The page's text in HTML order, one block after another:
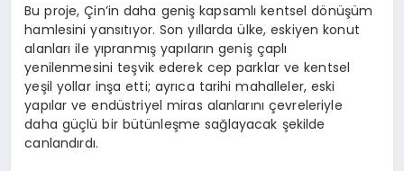
Bu proje, Çin’in daha geniş kapsamlı kentsel dönüşüm
hamlesini yansıtıyor. Son yıllarda ülke, eskiyen konut
alanları ile yıpranmış yapıların geniş çaplı
yenilenmesini teşvik ederek cep parklar ve kentsel
yeşil yollar inşa etti; ayrıca tarihi mahalleler, eski
yapılar ve endüstriyel miras alanlarını çevreleriyle
daha güçlü bir bütünleşme sağlayacak şekilde
canlandırdı.